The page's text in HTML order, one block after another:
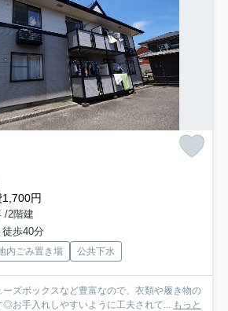
円
/2階建
歩40分
内ごみ置き場 公共下水
ズボックスなど豊富なので、衣類や履き物の
お手入れしやすいように工夫されて...
もっと